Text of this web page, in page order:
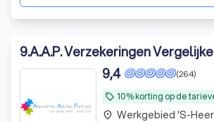
9.A.A.P. Verzekeringen
local_offer 10% korting op de
(264)
9,4
place Werkgebied 's-